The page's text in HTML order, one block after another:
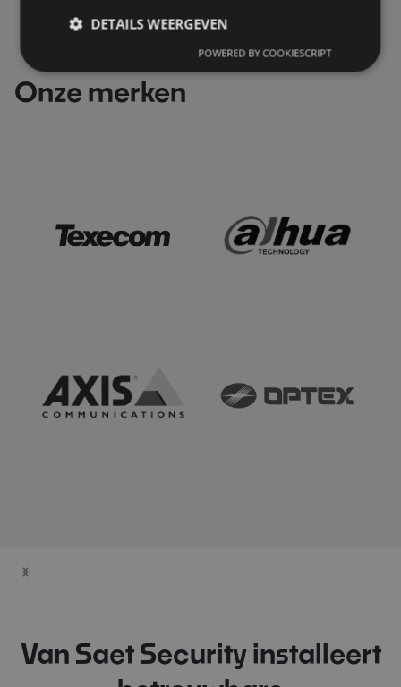
Onze merken
Van Saet Security installeert
DETAILS WEERGEVEN
POWERED BY COOKIESCRIPT